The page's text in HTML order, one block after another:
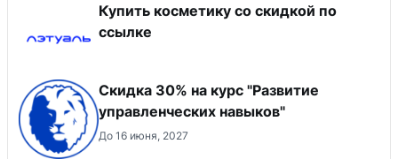
Купить косметику со скидкой по
ссылке
Скидка 30% на курс "Развитие
управленческих навыков"
До 16 июня, 2027